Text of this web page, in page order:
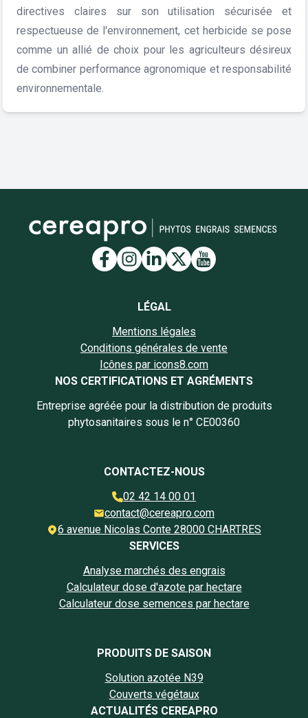
directives claires sur son utilisation sécurisée et
respectueuse de l'environnement, cet herbicide se pose
comme un allié de choix pour les agriculteurs désireux
de combiner performance agronomique et responsabilité
environnementale.
Lien vers la page
Lien vers la page
Lien vers la page
Lien vers la
Lien vers la
LÉGAL
Mentions légales
Conditions générales de vente
Icônes par icons8.com
NOS CERTIFICATIONS ET AGRÉMENTS
Entreprise agréée pour la distribution de produits
phytosanitaires sous le n° CE00360
CONTACTEZ-NOUS
02 42 14 00 01
contact@cereapro.com
6 avenue Nicolas Conte 28000 CHARTRES
SERVICES
Analyse marchés des engrais
Calculateur dose d'azote par hectare
Calculateur dose semences par hectare
PRODUITS DE SAISON
Solution azotée N39
Couverts végétaux
ACTUALITÉS CEREAPRO